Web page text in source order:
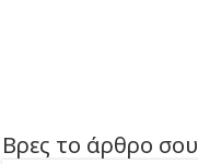
Βρες το άρθρο σου